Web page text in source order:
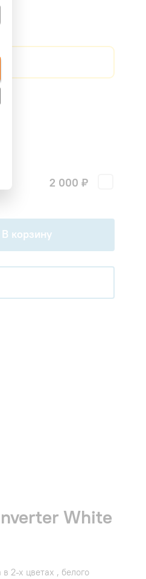
2 000 ₽
В корзину
White
2-х цветах , белого